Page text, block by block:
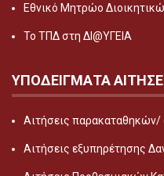
Εθνικό Μητρώο
Το ΤΠΔ στη ΔΙ@ΥΓΕΙΑ
ΥΠΟΔΕΙΓΜΑΤΑ
Αιτήσεις
Αιτήσεις εξυπηρέτησης